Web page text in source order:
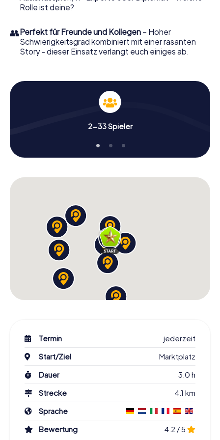
Rolle ist deine?
👥Perfekt für Freunde und Kollegen – Hoher
Schwierigkeitsgrad kombiniert mit einer rasanten
Story - dieser Einsatz verlangt euch einiges ab.
2-33 Spieler
Termin
jederzeit
Start/Ziel
Marktplatz
Dauer
3.0 h
Strecke
4.1 km
Sprache
Bewertung
4.2 / 5